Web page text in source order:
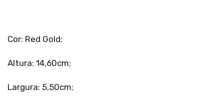
Cor: Red Gold;
Altura: 14,60cm;
Largura: 5,50cm;